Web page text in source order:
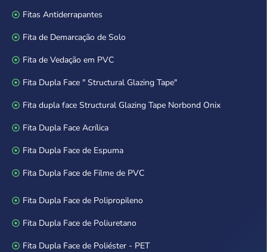
Fitas Antiderrapantes
Fita de Demarcação de Solo
Fita de Vedação em PVC
Fita Dupla Face " Structural Glazing Tape"
Fita dupla face Structural Glazing Tape Norbond Onix
Fita Dupla Face Acrílica
Fita Dupla Face de Espuma
Fita Dupla Face de Filme de PVC
Fita Dupla Face de Polipropileno
Fita Dupla Face de Poliuretano
Fita Dupla Face de Poliéster - PET